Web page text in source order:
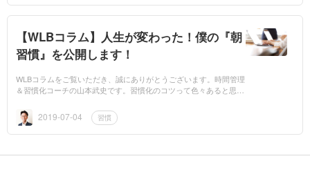
【WLBコラム】人生が変わった！僕の『朝
習慣』を公開します！
WLBコラムをご覧いただき、誠にありがとうございます。時間管理
＆習慣化コーチの山本武史です。習慣化のコツって色々あると思う
ます。朝...2019-07-04 習慣